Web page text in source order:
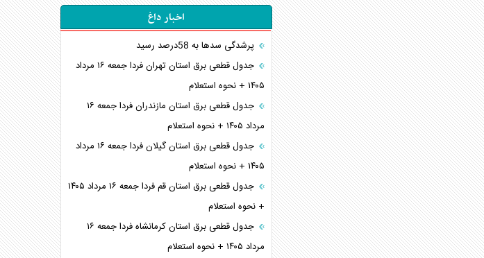
اخبار داغ
پرشدگی سدها به 58درصد رسید
جدول قطعی برق استان تهران فردا جمعه ۱۶ مرداد
۱۴۰۵ + نحوه استعلام
جدول قطعی برق استان مازندران فردا جمعه ۱۶
مرداد ۱۴۰۵ + نحوه استعلام
جدول قطعی برق استان گیلان فردا جمعه ۱۶ مرداد
۱۴۰۵ + نحوه استعلام
جدول قطعی برق استان قم فردا جمعه ۱۶ مرداد ۱۴۰۵
+ نحوه استعلام
جدول قطعی برق استان کرمانشاه فردا جمعه ۱۶
مرداد ۱۴۰۵ + نحوه استعلام